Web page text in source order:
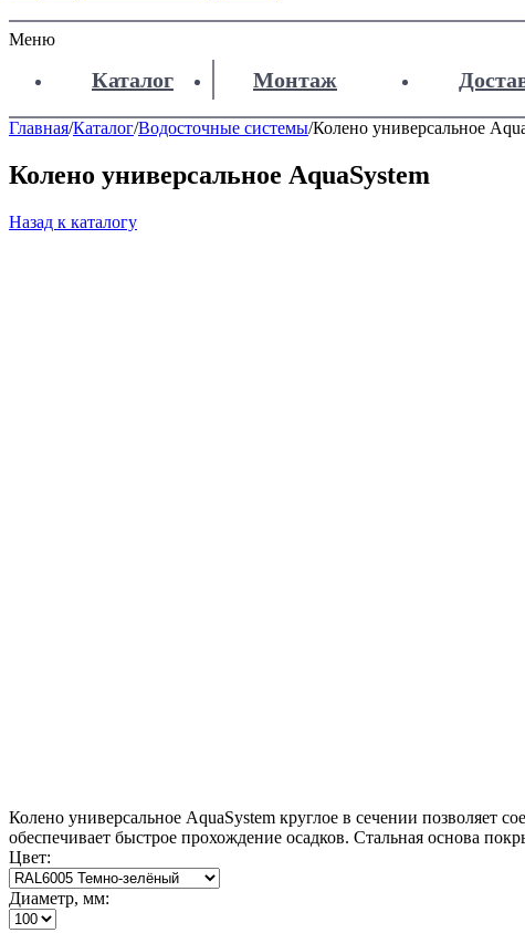
Меню
Каталог Монтаж
Главная/Каталог/Водосточные системы/Колено универсальное
Колено универсальное AquaSystem
Назад к каталогу
Колено универсальное AquaSystem круглое в сечении позволяет
обеспечивает быстрое прохождение осадков. Стальная основа
Цвет:
Диаметр, мм: